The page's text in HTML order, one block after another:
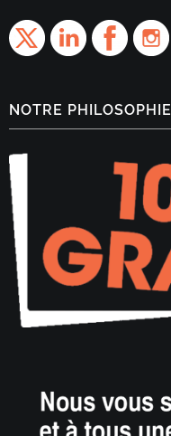
NOTRE PHILOSOPHIE